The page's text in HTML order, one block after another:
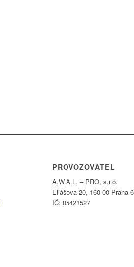
PROVOZOVATEL
A.W.A.L. – PRO, s.r.o.
Eliášova 20, 160 00 Praha 6
IČ: 05421527